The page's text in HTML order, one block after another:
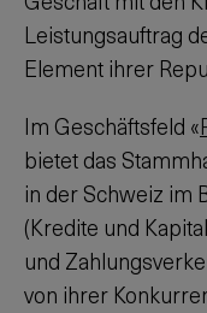
Leistungsauftrag
Element ihrer
Im Geschäftsfeld «
bietet das
in der Schweiz im
(Kredite und
und
von ihrer